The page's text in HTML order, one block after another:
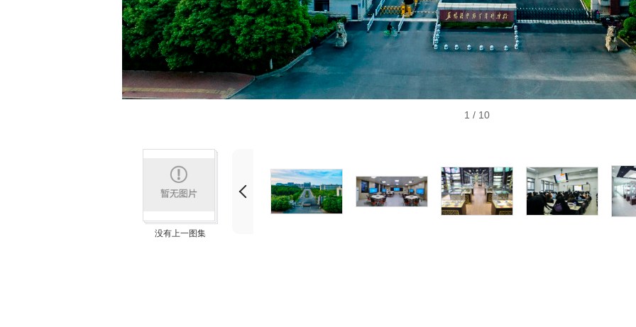
1 / 10
没有上一图集